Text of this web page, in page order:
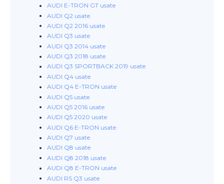
AUDI E-TRON GT usate
AUDI Q2 usate
AUDI Q2 2016 usate
AUDI Q3 usate
AUDI Q3 2014 usate
AUDI Q3 2018 usate
AUDI Q3 SPORTBACK 2019 usate
AUDI Q4 usate
AUDI Q4 E-TRON usate
AUDI Q5 usate
AUDI Q5 2016 usate
AUDI Q5 2020 usate
AUDI Q6 E-TRON usate
AUDI Q7 usate
AUDI Q8 usate
AUDI Q8 2018 usate
AUDI Q8 E-TRON usate
AUDI RS Q3 usate